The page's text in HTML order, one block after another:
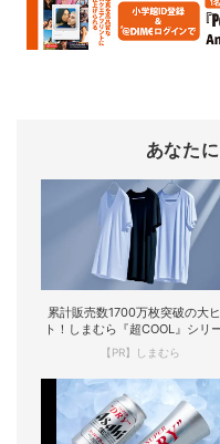
あなた
累計販売数1700万枚突破の大
ト！しまむら『超COOL』シリ
【PR】しまむら